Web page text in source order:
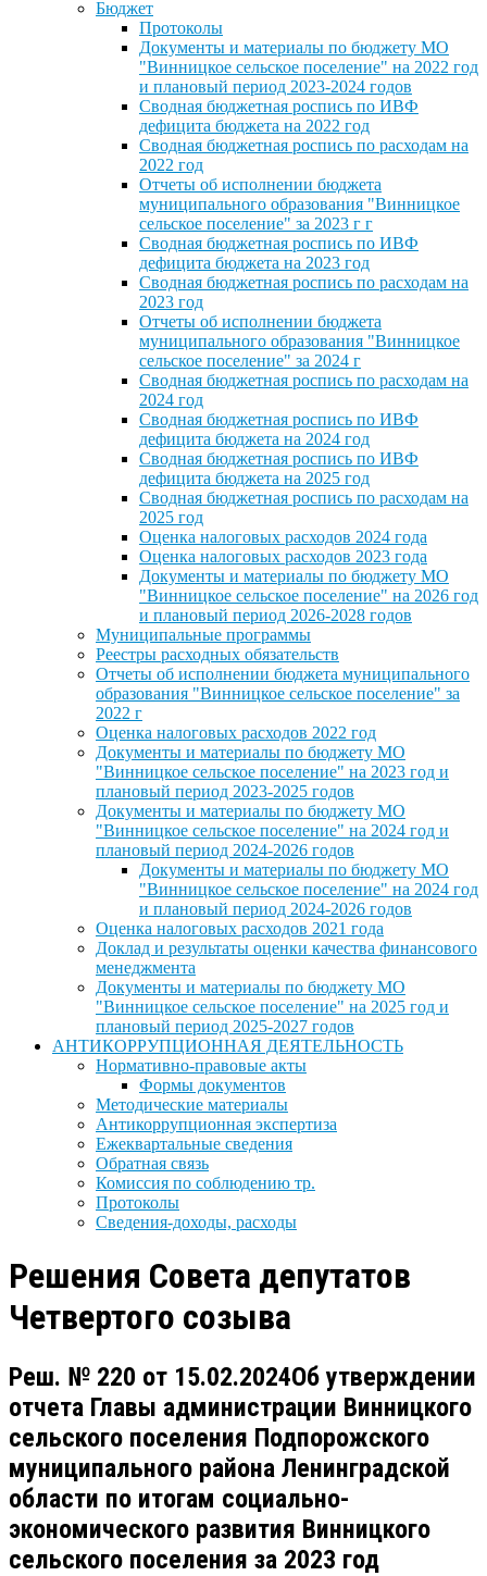
Бюджет
Протоколы
Документы и материалы по бюджету МО
"Винницкое сельское поселение" на 2022 год
и плановый период 2023-2024 годов
Сводная бюджетная роспись по ИВФ
дефицита бюджета на 2022 год
Сводная бюджетная роспись по расходам на
2022 год
Отчеты об исполнении бюджета
муниципального образования "Винницкое
сельское поселение" за 2023 г г
Сводная бюджетная роспись по ИВФ
дефицита бюджета на 2023 год
Сводная бюджетная роспись по расходам на
2023 год
Отчеты об исполнении бюджета
муниципального образования "Винницкое
сельское поселение" за 2024 г
Сводная бюджетная роспись по расходам на
2024 год
Сводная бюджетная роспись по ИВФ
дефицита бюджета на 2024 год
Сводная бюджетная роспись по ИВФ
дефицита бюджета на 2025 год
Сводная бюджетная роспись по расходам на
2025 год
Оценка налоговых расходов 2024 года
Оценка налоговых расходов 2023 года
Документы и материалы по бюджету МО
"Винницкое сельское поселение" на 2026 год
и плановый период 2026-2028 годов
Муниципальные программы
Реестры расходных обязательств
Отчеты об исполнении бюджета муниципального
образования "Винницкое сельское поселение" за
2022 г
Оценка налоговых расходов 2022 год
Документы и материалы по бюджету МО
"Винницкое сельское поселение" на 2023 год и
плановый период 2023-2025 годов
Документы и материалы по бюджету МО
"Винницкое сельское поселение" на 2024 год и
плановый период 2024-2026 годов
Документы и материалы по бюджету МО
"Винницкое сельское поселение" на 2024 год
и плановый период 2024-2026 годов
Оценка налоговых расходов 2021 года
Доклад и результаты оценки качества финансового
менеджмента
Документы и материалы по бюджету МО
"Винницкое сельское поселение" на 2025 год и
плановый период 2025-2027 годов
АНТИКОРРУПЦИОННАЯ ДЕЯТЕЛЬНОСТЬ
Нормативно-правовые акты
Формы документов
Методические материалы
Антикоррупционная экспертиза
Ежеквартальные сведения
Обратная связь
Комиссия по соблюдению тр.
Протоколы
Сведения-доходы, расходы
Решения Совета депутатов
Четвертого созыва
Реш. № 220 от 15.02.2024Об утверждении
отчета Главы администрации Винницкого
сельского поселения Подпорожского
муниципального района Ленинградской
области по итогам социально-
экономического развития Винницкого
сельского поселения за 2023 год